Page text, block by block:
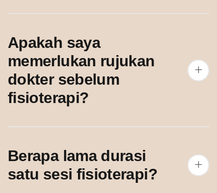
Apakah saya
memerlukan rujukan
dokter sebelum
fisioterapi?
Berapa lama durasi
satu sesi fisioterapi?